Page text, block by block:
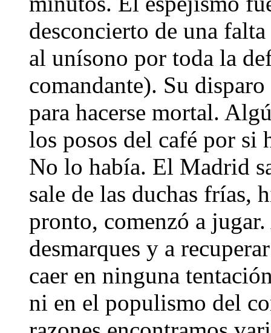
desconcierto de una
al unísono por toda la
comandante). Su
para hacerse mortal.
los posos del café por si
No lo había. El Madrid
sale de las duchas frías,
pronto, comenzó a
desmarques y a
caer en ninguna
ni en el populismo del